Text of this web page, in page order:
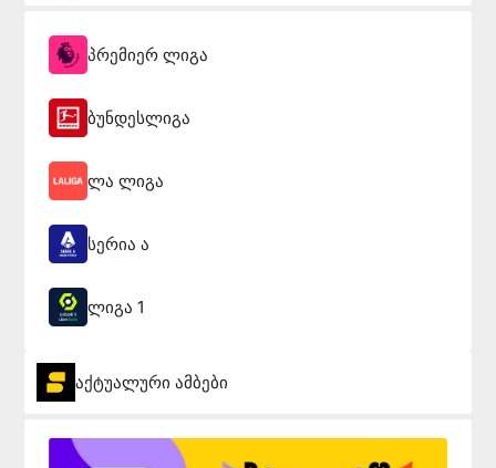
პრემიერ ლიგა
ბუნდესლიგა
ლა ლიგა
სერია ა
ლიგა 1
აქტუალური ამბები